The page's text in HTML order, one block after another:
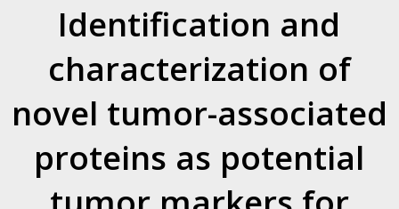
Identification and
characterization of
novel tumor-associated
proteins as potential